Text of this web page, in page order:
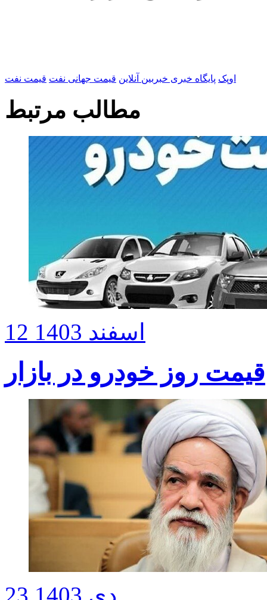
اوپک پایگاه خبری خبربین آنلاین قیمت جهانی نفت قیمت نفت
مطالب مرتبط
12 اسفند 1403
قیمت روز خودرو در بازار